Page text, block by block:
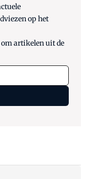
op het
artikelen uit de